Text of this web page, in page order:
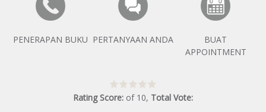
PENERAPAN BUKU PERTANYAAN ANDA
BUAT
APPOINTMENT
Rating Score: of 10, Total Vote: